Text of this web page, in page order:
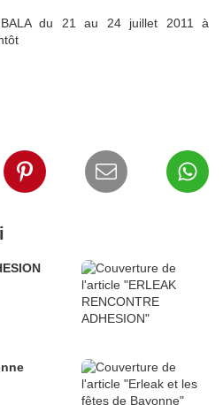
du 21 au 24 juillet 2011 à